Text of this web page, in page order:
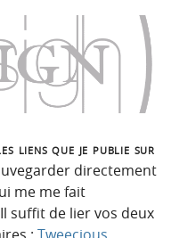
liens que je publie sur
directement
me me fait
suffit de lier vos deux
: Tweecious